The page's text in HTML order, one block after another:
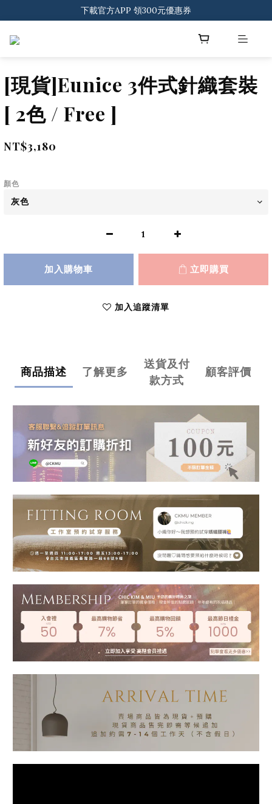
登入會員 一般會員滿$2000享免運
下載官方APP 領300元優惠券
[現貨]Eunice 3件式針織套裝
[ 2色 / Free ]
NT$3,180
顏色
加入購物車 立即購買
加入追蹤清單
商品描述 了解更多
送貨及付
款方式
顧客評價